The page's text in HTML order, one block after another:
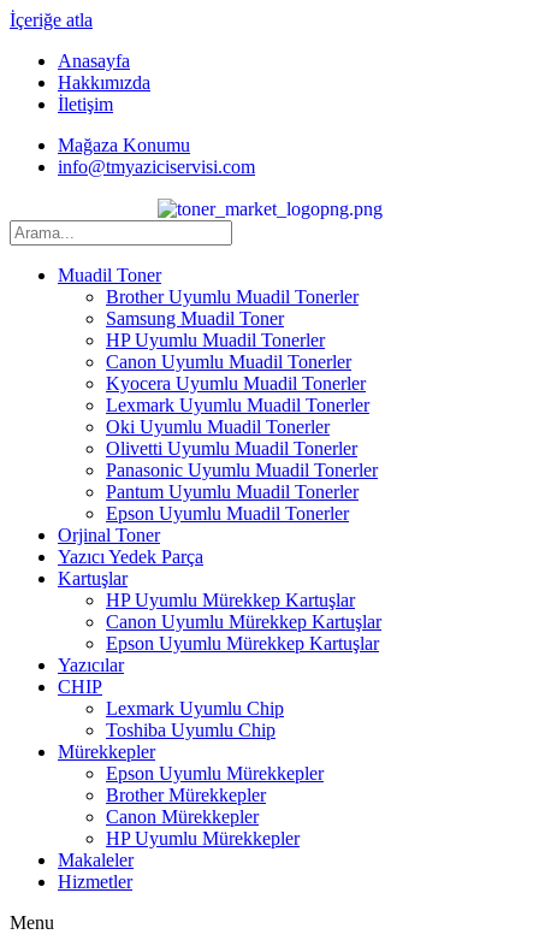
İçeriğe atla
Anasayfa
Hakkımızda
İletişim
Mağaza Konumu
info@tmyaziciservisi.com
Muadil Toner
Brother Uyumlu Muadil Tonerler
Samsung Muadil Toner
HP Uyumlu Muadil Tonerler
Canon Uyumlu Muadil Tonerler
Kyocera Uyumlu Muadil Tonerler
Lexmark Uyumlu Muadil Tonerler
Oki Uyumlu Muadil Tonerler
Olivetti Uyumlu Muadil Tonerler
Panasonic Uyumlu Muadil Tonerler
Pantum Uyumlu Muadil Tonerler
Epson Uyumlu Muadil Tonerler
Orjinal Toner
Yazıcı Yedek Parça
Kartuşlar
HP Uyumlu Mürekkep Kartuşlar
Canon Uyumlu Mürekkep Kartuşlar
Epson Uyumlu Mürekkep Kartuşlar
Yazıcılar
CHIP
Lexmark Uyumlu Chip
Toshiba Uyumlu Chip
Mürekkepler
Epson Uyumlu Mürekkepler
Brother Mürekkepler
Canon Mürekkepler
HP Uyumlu Mürekkepler
Makaleler
Hizmetler
Menu